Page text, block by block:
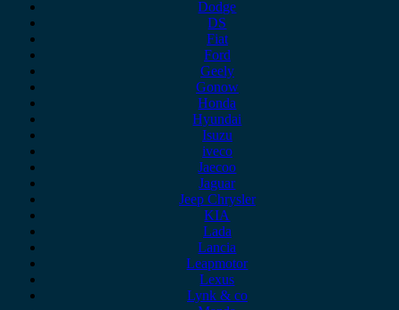
Dodge
DS
Fiat
Ford
Geely
Gonow
Honda
Hyundai
Isuzu
iveco
Jaecoo
Jaguar
Jeep Chrysler
KIA
Lada
Lancia
Leapmotor
Lexus
Lynk & co